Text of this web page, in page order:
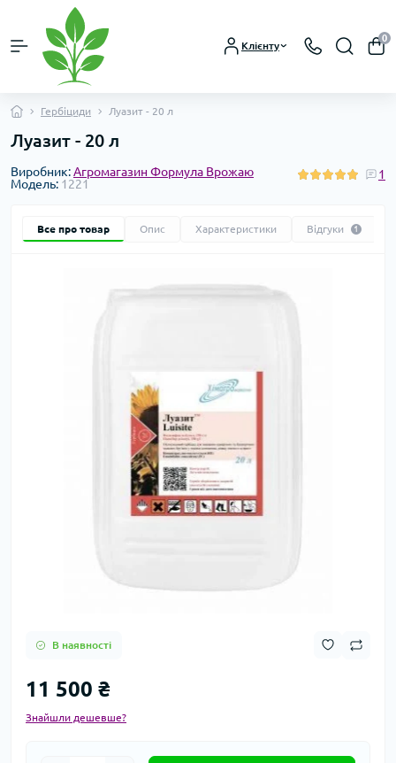
Клієнту
0
Гербіциди Луазит - 20 л
Луазит - 20 л
Виробник:Агромагазин Формула Врожаю
Модель: 1221
1
Все про товар Опис Характеристики Відгуки 1
В наявності
11 500 ₴
Знайшли дешевше?